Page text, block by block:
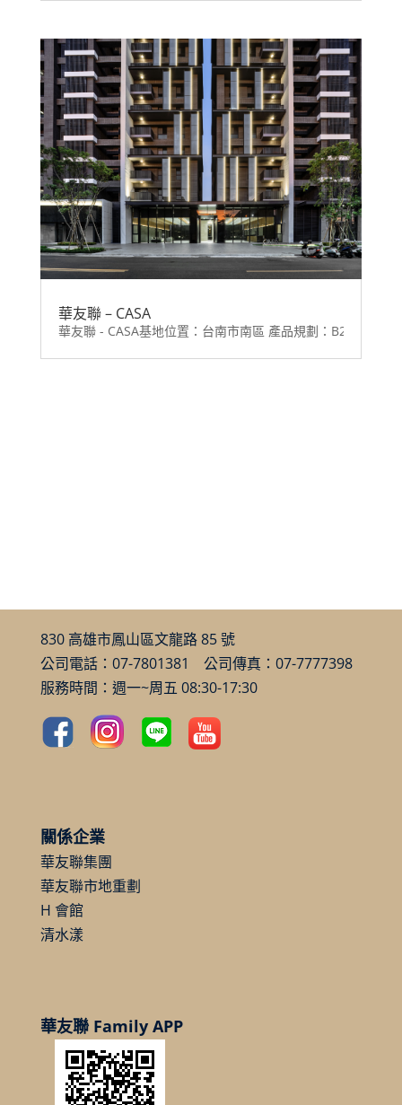
華友聯 – CASA
華友聯 - CASA基地位置：台南市南區 產品規劃：B2 / 15F
830 高雄市鳳山區文龍路 85 號
公司電話：07-7801381 公司傳真：07-7777398
服務時間：週一~周五 08:30-17:30
關係企業
華友聯集團
華友聯市地重劃
H 會館
清水漾
華友聯 Family APP